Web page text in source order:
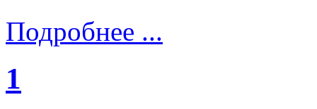
Подробнее ...
1